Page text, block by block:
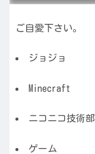
ご自愛下さい。
ジョジョ
Minecraft
ニコニコ技術部
ゲーム